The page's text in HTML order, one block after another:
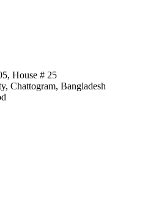
House # 25
Chattogram, Bangladesh